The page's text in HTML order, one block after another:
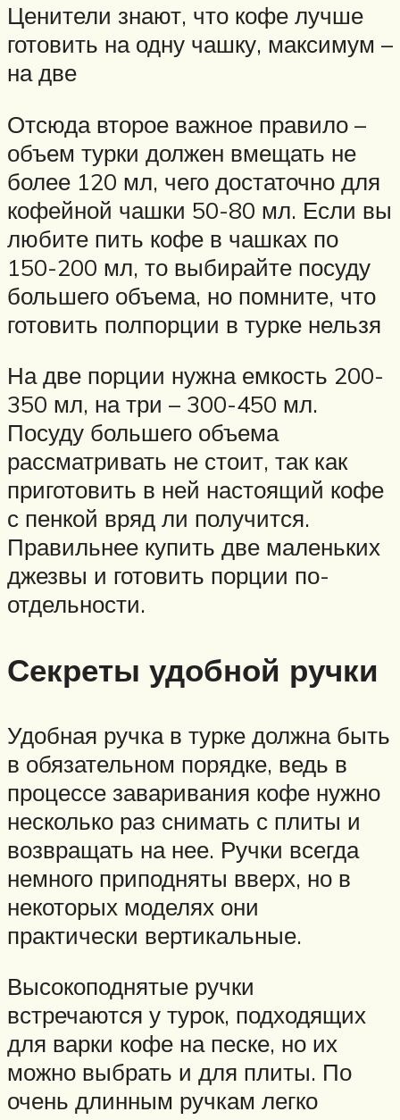
Ценители знают, что кофе лучше
готовить на одну чашку, максимум –
на две
Отсюда второе важное правило –
объем турки должен вмещать не
более 120 мл, чего достаточно для
кофейной чашки 50-80 мл. Если вы
любите пить кофе в чашках по
150-200 мл, то выбирайте посуду
большего объема, но помните, что
готовить полпорции в турке нельзя
На две порции нужна емкость 200-
350 мл, на три – 300-450 мл.
Посуду большего объема
рассматривать не стоит, так как
приготовить в ней настоящий кофе
с пенкой вряд ли получится.
Правильнее купить две маленьких
джезвы и готовить порции по-
отдельности.
Секреты удобной ручки
Удобная ручка в турке должна быть
в обязательном порядке, ведь в
процессе заваривания кофе нужно
несколько раз снимать с плиты и
возвращать на нее. Ручки всегда
немного приподняты вверх, но в
некоторых моделях они
практически вертикальные.
Высокоподнятые ручки
встречаются у турок, подходящих
для варки кофе на песке, но их
можно выбрать и для плиты. По
очень длинным ручкам легко